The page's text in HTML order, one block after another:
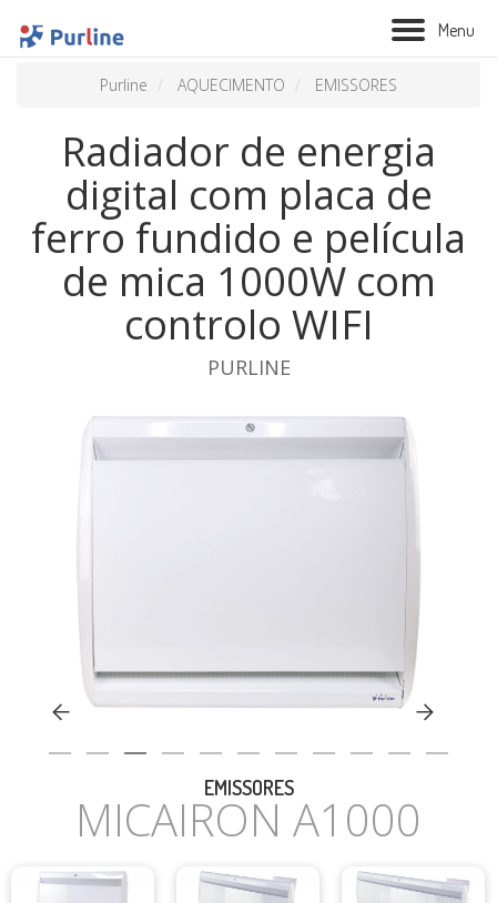
Menu
BIOLAREIRA
AQUECIMENTO
VENTILAÇÃO
TRATAMENTO AÉREO
Purline AQUECIMENTO EMISSORES
Radiador de energia
digital com placa de
ferro fundido e película
de mica 1000W com
controlo WIFI
PURLINE
EMISSORES
MICAIRON A1000